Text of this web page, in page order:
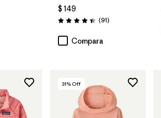
$ 149
Valoración: 4.4 / 5
(91Comentarios
)
Compara
31% Off